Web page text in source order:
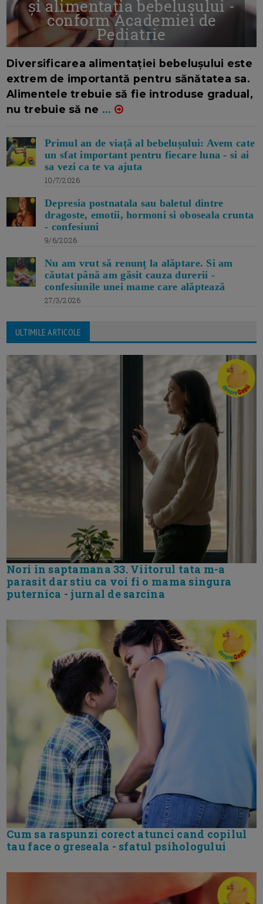
și alimentația bebelușului -
conform Academiei de
Pediatrie
Diversificarea alimentației bebelușului este
extrem de importantă pentru sănătatea sa.
Alimentele trebuie să fie introduse gradual,
nu trebuie să ne ...
Primul an de viață al bebelușului: Avem cate
un sfat important pentru fiecare luna - si ai
sa vezi ca te va ajuta
10/7/2026
Depresia postnatala sau baletul dintre
dragoste, emotii, hormoni si oboseala crunta
- confesiuni
9/6/2026
Nu am vrut să renunț la alăptare. Si am
căutat până am găsit cauza durerii -
confesiunile unei mame care alăptează
27/3/2026
ULTIMILE ARTICOLE
Nori in saptamana 33. Viitorul tata m-a
parasit dar stiu ca voi fi o mama singura
puternica - jurnal de sarcina
Cum sa raspunzi corect atunci cand copilul
tau face o greseala - sfatul psihologului